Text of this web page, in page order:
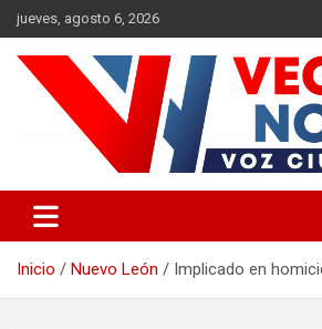
Saltar
al
contenido
jueves, agosto 6, 2026
Vector Norte
Inicio Nuevo León Implicado en